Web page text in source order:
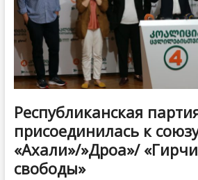
Республиканская
присоединилась к
«Ахали»/»Дроа»/
свободы»